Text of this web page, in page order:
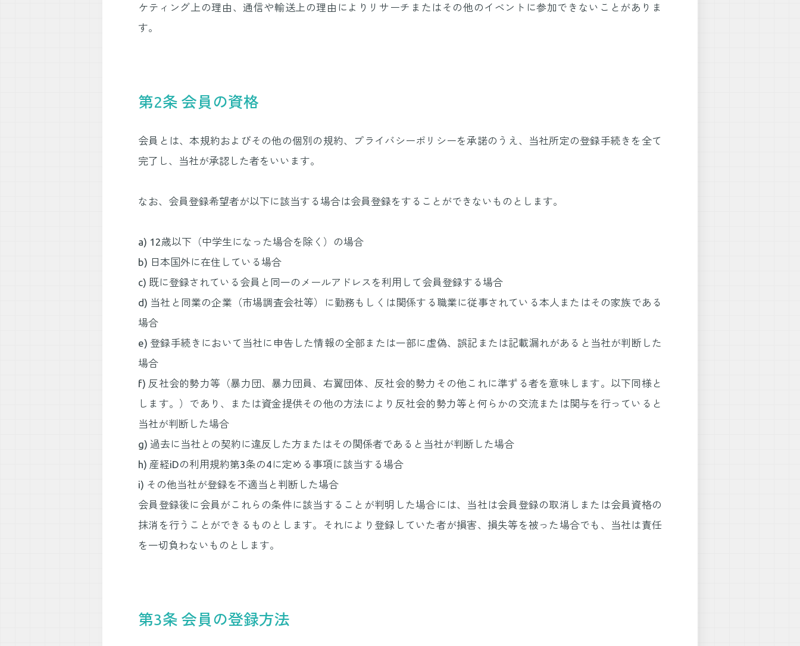
ケティング上の理由、通信や輸送上の理由によりリサーチまたはその他のイベントに参加できないことがありま
す。
第2条 会員の資格
会員とは、本規約およびその他の個別の規約、プライバシーポリシーを承諾のうえ、当社所定の登録手続きを全て
完了し、当社が承認した者をいいます。
なお、会員登録希望者が以下に該当する場合は会員登録をすることができないものとします。
a) 12歳以下（中学生になった場合を除く）の場合
b) 日本国外に在住している場合
c) 既に登録されている会員と同一のメールアドレスを利用して会員登録する場合
d) 当社と同業の企業（市場調査会社等）に勤務もしくは関係する職業に従事されている本人またはその家族である
場合
e) 登録手続きにおいて当社に申告した情報の全部または一部に虚偽、誤記または記載漏れがあると当社が判断した
場合
f) 反社会的勢力等（暴力団、暴力団員、右翼団体、反社会的勢力その他これに準ずる者を意味します。以下同様と
します。）であり、または資金提供その他の方法により反社会的勢力等と何らかの交流または関与を行っていると
当社が判断した場合
g) 過去に当社との契約に違反した方またはその関係者であると当社が判断した場合
h) 産経iDの利用規約第3条の4に定める事項に該当する場合
i) その他当社が登録を不適当と判断した場合
会員登録後に会員がこれらの条件に該当することが判明した場合には、当社は会員登録の取消しまたは会員資格の
抹消を行うことができるものとします。それにより登録していた者が損害、損失等を被った場合でも、当社は責任
を一切負わないものとします。
第3条 会員の登録方法